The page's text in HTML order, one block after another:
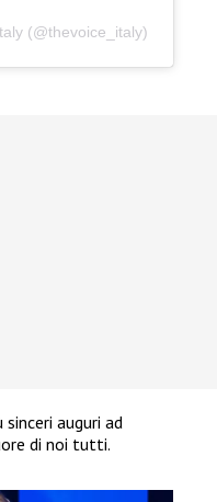
(@thevoice_italy)
auguri ad
di noi tutti.